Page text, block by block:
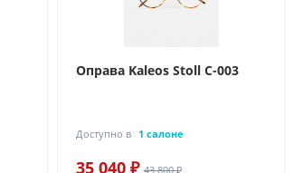
Оправа Kaleos Stoll C-003
Доступно в 1 салоне
35 040 ₽ 43 800 ₽